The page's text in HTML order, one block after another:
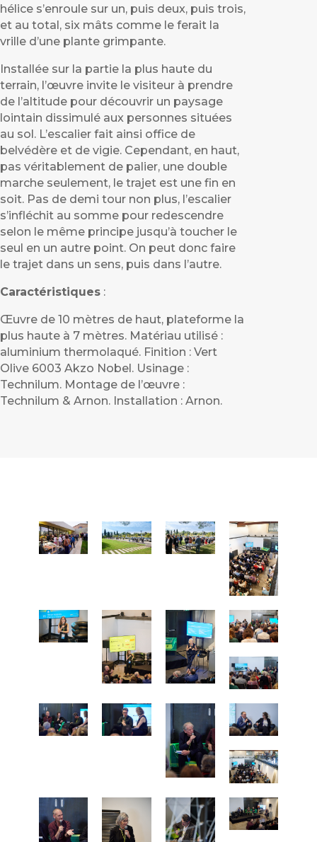
hélice s’enroule sur un, puis deux, puis trois,
et au total, six mâts comme le ferait la
vrille d’une plante grimpante.
Installée sur la partie la plus haute du
terrain, l’œuvre invite le visiteur à prendre
de l’altitude pour découvrir un paysage
lointain dissimulé aux personnes situées
au sol. L’escalier fait ainsi office de
belvédère et de vigie. Cependant, en haut,
pas véritablement de palier, une double
marche seulement, le trajet est une fin en
soit. Pas de demi tour non plus, l’escalier
s’infléchit au somme pour redescendre
selon le même principe jusqu’à toucher le
seul en un autre point. On peut donc faire
le trajet dans un sens, puis dans l’autre.
Caractéristiques :
Œuvre de 10 mètres de haut, plateforme la
plus haute à 7 mètres. Matériau utilisé :
aluminium thermolaqué. Finition : Vert
Olive 6003 Akzo Nobel. Usinage :
Technilum. Montage de l’œuvre :
Technilum & Arnon. Installation : Arnon.